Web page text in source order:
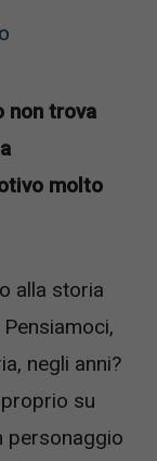
non trova
molto
alla storia
negli anni?
su
personaggio